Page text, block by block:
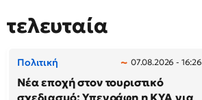
τελευταία
Πολιτική 07.08.2026 - 16:26
Νέα εποχή στον τουριστικό
σχεδιασμό: Υπεγράφη η ΚΥΑ για